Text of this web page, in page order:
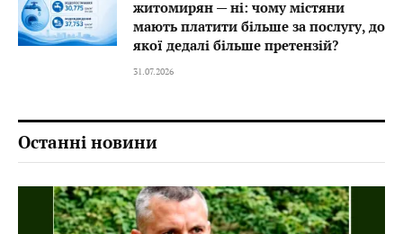
житомирян — ні: чому містяни
мають платити більше за послугу, до
якої дедалі більше претензій?
31.07.2026
Останні новини